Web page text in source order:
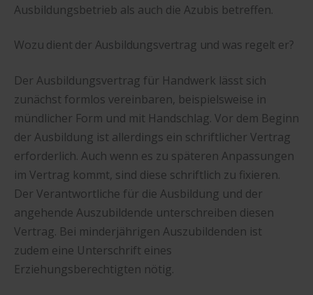
Ausbildungsbetrieb als auch die Azubis betreffen.
Wozu dient der Ausbildungsvertrag und was regelt er?
Der Ausbildungsvertrag für Handwerk lässt sich
zunächst formlos vereinbaren, beispielsweise in
mündlicher Form und mit Handschlag. Vor dem Beginn
der Ausbildung ist allerdings ein schriftlicher Vertrag
erforderlich. Auch wenn es zu späteren Anpassungen
im Vertrag kommt, sind diese schriftlich zu fixieren.
Der Verantwortliche für die Ausbildung und der
angehende Auszubildende unterschreiben diesen
Vertrag. Bei minderjährigen Auszubildenden ist
zudem eine Unterschrift eines
Erziehungsberechtigten nötig.